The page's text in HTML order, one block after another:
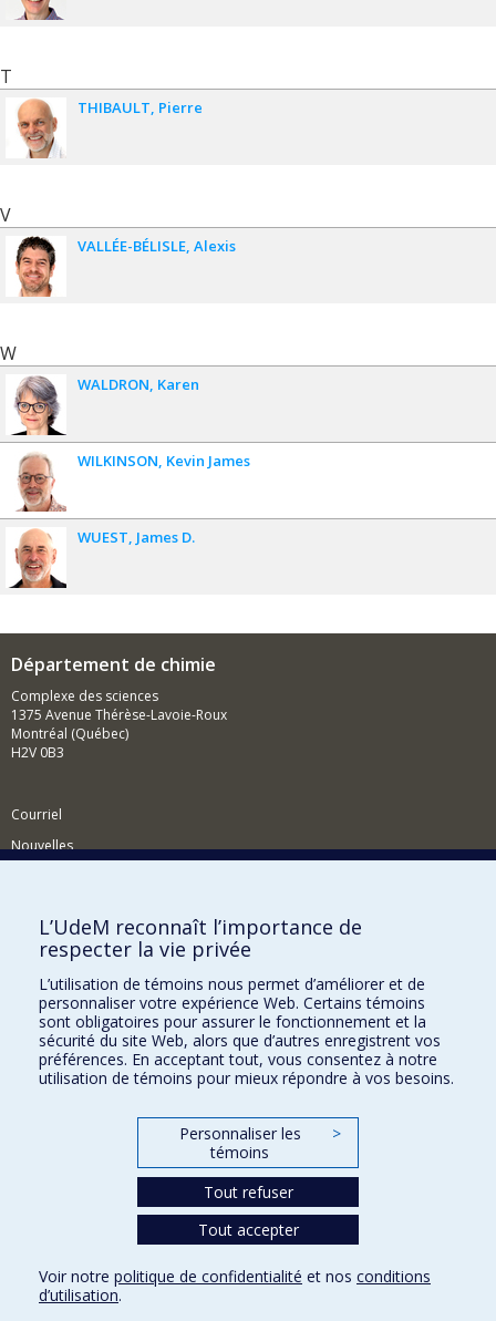
T
THIBAULT Pierre
V
VALLÉE-BÉLISLE Alexis
W
WALDRON Karen
WILKINSON Kevin James
WUEST James D.
Département de chimie
Complexe des sciences
1375 Avenue Thérèse-Lavoie-Roux
Montréal (Québec)
H2V 0B3
Courriel
Nouvelles
Comment soutenir le Département?
BESOIN D'AIDE?
Plan du site
Signaler une erreur
Accessibilité
FACULTÉ DES ARTS ET DES SCIENCES
Nos départements et écoles
Conditions d’utilisation
L’UdeM reconnaît l’importance de
respecter la vie privée
L’utilisation de témoins nous permet d’améliorer et de
personnaliser votre expérience Web. Certains témoins
sont obligatoires pour assurer le fonctionnement et la
sécurité du site Web, alors que d’autres enregistrent vos
préférences. En acceptant tout, vous consentez à notre
utilisation de témoins pour mieux répondre à vos besoins.
Personnaliser les
témoins
>
Tout refuser
Tout accepter
Voir notre politique de confidentialité et nos conditions
d’utilisation.